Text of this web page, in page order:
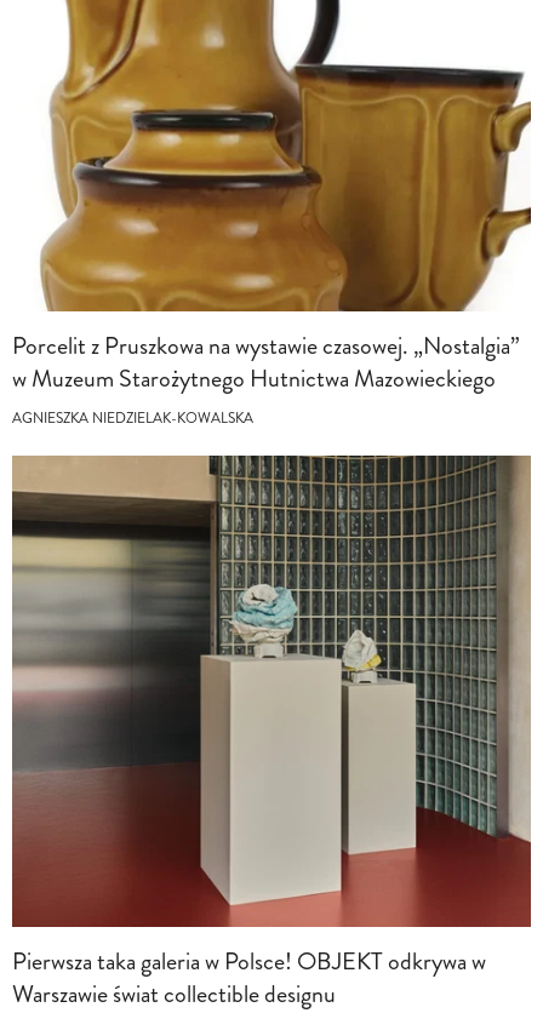
Porcelit z Pruszkowa na wystawie czasowej. „Nostalgia”
w Muzeum Starożytnego Hutnictwa Mazowieckiego
AGNIESZKA NIEDZIELAK-KOWALSKA
Pierwsza taka galeria w Polsce! OBJEKT odkrywa w
Warszawie świat collectible designu